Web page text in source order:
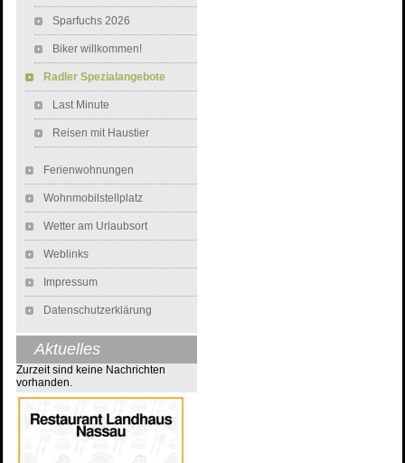
Sparfuchs 2026
Biker willkommen!
Radler Spezialangebote
Last Minute
Reisen mit Haustier
Ferienwohnungen
Wohnmobilstellplatz
Wetter am Urlaubsort
Weblinks
Impressum
Datenschutzerklärung
Aktuelles
Zurzeit sind keine Nachrichten
vorhanden.